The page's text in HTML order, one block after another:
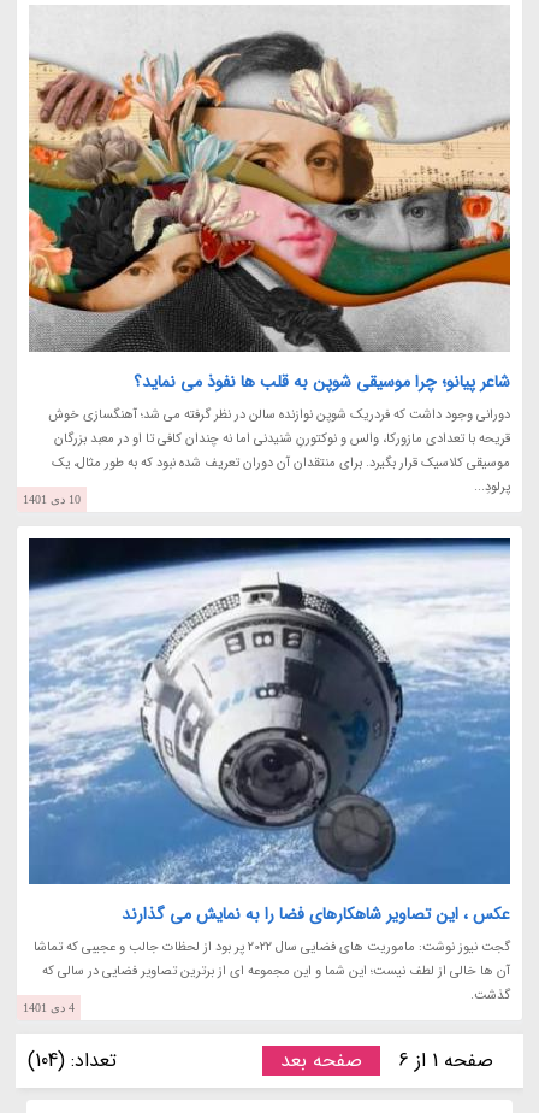
شاعر پیانو؛ چرا موسیقی شوپن به قلب ها نفوذ می نماید؟
دورانی وجود داشت که فردریک شوپن نوازنده سالن در نظر گرفته می شد؛ آهنگسازی خوش
قریحه با تعدادی مازورکا، والس و نوکتورنِ شنیدنی اما نه چندان کافی تا او در معبد بزرگان
موسیقی کلاسیک قرار بگیرد. برای منتقدان آن دوران تعریف شده نبود که به طور مثال، یک
پرلودِ...
10 دی 1401
عکس ، این تصاویر شاهکارهای فضا را به نمایش می گذارند
گجت نیوز نوشت: ماموریت های فضایی سال 2022 پر بود از لحظات جالب و عجیبی که تماشا
آن ها خالی از لطف نیست؛ این شما و این مجموعه ای از برترین تصاویر فضایی در سالی که
گذشت.
4 دی 1401
صفحه 1 از 6 صفحه بعد تعداد: (104)